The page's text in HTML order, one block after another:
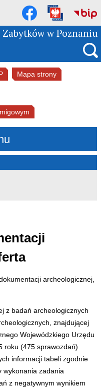
w Poznaniu
Mapa strony
archeologicznej,
z badań archeologicznych
znajdującej
Wojewódzkiego Urzędu
roku (475 sprawozdań)
informacji tabeli zgodnie
wykonania zadania
z negatywnym wynikiem